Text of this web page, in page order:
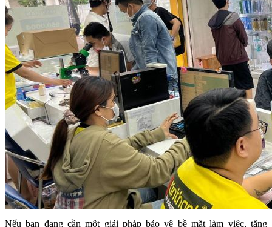
Nếu bạn đang cần một giải pháp bảo vệ bề mặt làm việc, tăng